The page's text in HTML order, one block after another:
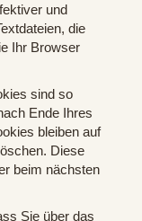
und
die
Ihr Browser
sind so
Ende Ihres
bleiben auf
Diese
beim nächsten
Sie über das